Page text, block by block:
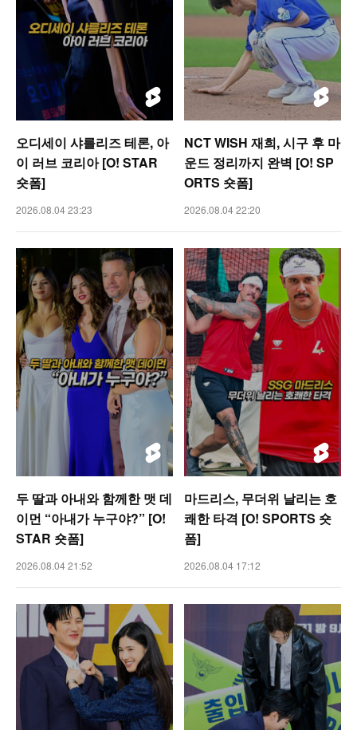
오디세이 샤를리즈 테론, 아
이 러브 코리아 [O! STAR
숏폼]
2026.08.04 23:23
NCT WISH 재희, 시구 후 마
운드 정리까지 완벽 [O! SP
ORTS 숏폼]
2026.08.04 22:20
두 딸과 아내와 함께한 맷 데
이먼 “아내가 누구야?” [O!
STAR 숏폼]
2026.08.04 21:52
마드리스, 무더위 날리는 호
쾌한 타격 [O! SPORTS 숏
폼]
2026.08.04 17:12